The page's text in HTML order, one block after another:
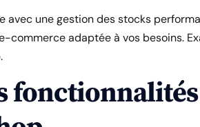
avec une gestion des stocks
adaptée à vos besoins.